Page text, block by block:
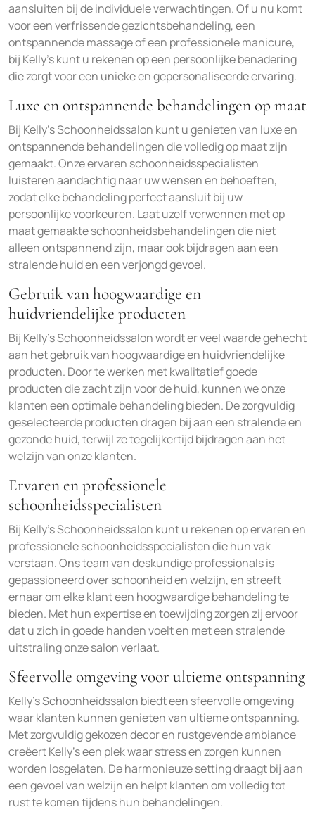
aansluiten bij de individuele verwachtingen. Of u nu komt
voor een verfrissende gezichtsbehandeling, een
ontspannende massage of een professionele manicure,
bij Kelly’s kunt u rekenen op een persoonlijke benadering
die zorgt voor een unieke en gepersonaliseerde ervaring.
Luxe en ontspannende behandelingen op maat
Bij Kelly’s Schoonheidssalon kunt u genieten van luxe en
ontspannende behandelingen die volledig op maat zijn
gemaakt. Onze ervaren schoonheidsspecialisten
luisteren aandachtig naar uw wensen en behoeften,
zodat elke behandeling perfect aansluit bij uw
persoonlijke voorkeuren. Laat uzelf verwennen met op
maat gemaakte schoonheidsbehandelingen die niet
alleen ontspannend zijn, maar ook bijdragen aan een
stralende huid en een verjongd gevoel.
Gebruik van hoogwaardige en
huidvriendelijke producten
Bij Kelly’s Schoonheidssalon wordt er veel waarde gehecht
aan het gebruik van hoogwaardige en huidvriendelijke
producten. Door te werken met kwalitatief goede
producten die zacht zijn voor de huid, kunnen we onze
klanten een optimale behandeling bieden. De zorgvuldig
geselecteerde producten dragen bij aan een stralende en
gezonde huid, terwijl ze tegelijkertijd bijdragen aan het
welzijn van onze klanten.
Ervaren en professionele
schoonheidsspecialisten
Bij Kelly’s Schoonheidssalon kunt u rekenen op ervaren en
professionele schoonheidsspecialisten die hun vak
verstaan. Ons team van deskundige professionals is
gepassioneerd over schoonheid en welzijn, en streeft
ernaar om elke klant een hoogwaardige behandeling te
bieden. Met hun expertise en toewijding zorgen zij ervoor
dat u zich in goede handen voelt en met een stralende
uitstraling onze salon verlaat.
Sfeervolle omgeving voor ultieme ontspanning
Kelly’s Schoonheidssalon biedt een sfeervolle omgeving
waar klanten kunnen genieten van ultieme ontspanning.
Met zorgvuldig gekozen decor en rustgevende ambiance
creëert Kelly’s een plek waar stress en zorgen kunnen
worden losgelaten. De harmonieuze setting draagt bij aan
een gevoel van welzijn en helpt klanten om volledig tot
rust te komen tijdens hun behandelingen.